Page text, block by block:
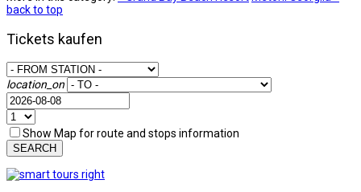
back to top
Tickets kaufen
location_on
Show Map for route and stops information
SEARCH